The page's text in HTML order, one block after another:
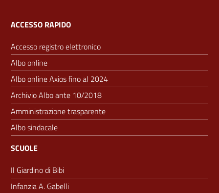
ACCESSO RAPIDO
Accesso registro elettronico
Albo online
Albo online Axios fino al 2024
Archivio Albo ante 10/2018
Amministrazione trasparente
Albo sindacale
SCUOLE
Il Giardino di Bibi
Infanzia A. Gabelli